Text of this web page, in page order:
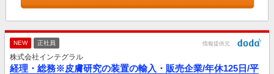
NEW 正社員 情報提供元
株式会社インテグラル
経理・総務※皮膚研究の装置の輸入・販売企業/年休125日/平